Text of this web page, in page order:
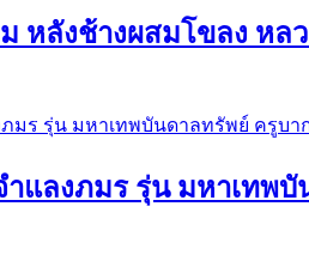
หลังช้างผสมโขลง หลว
ำแลงภมร รุ่น มหาเทพ